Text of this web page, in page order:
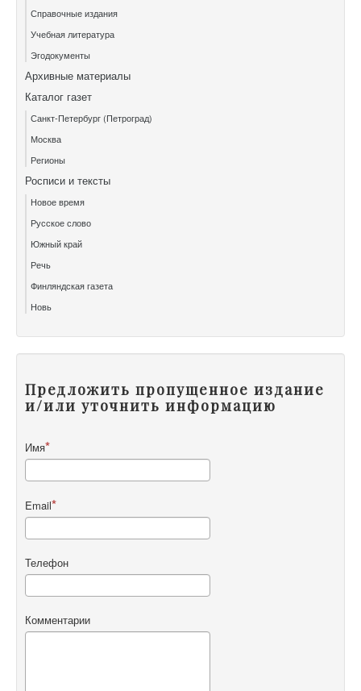
Справочные издания
Учебная литература
Эгодокументы
Архивные материалы
Каталог газет
Санкт-Петербург (Петроград)
Москва
Регионы
Росписи и тексты
Новое время
Русское слово
Южный край
Речь
Финляндская газета
Новь
Предложить пропущенное издание
и/или уточнить информацию
Имя
Email
Телефон
Комментарии